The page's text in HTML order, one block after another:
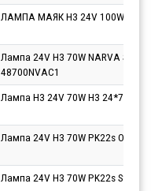
ЛАМПА МАЯК Н3 24V 100W
Лампа 24V H3 70W NARVA
48700NVAC1
Лампа H3 24V 70W Н3 24*70
Лампа 24V H3 70W PK22s OSRAM
Лампа 24V H3 70W PK22s